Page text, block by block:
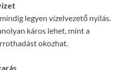
legyen vízelvezető nyílás.
káros lehet, mint a
okozhat.